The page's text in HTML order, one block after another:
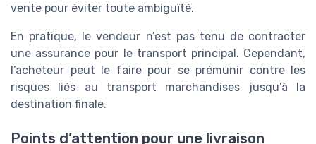
vente pour éviter toute ambiguïté.
En pratique, le vendeur n’est pas tenu de contracter
une assurance pour le transport principal. Cependant,
l’acheteur peut le faire pour se prémunir contre les
risques liés au transport marchandises jusqu’à la
destination finale.
Points d’attention pour une livraison